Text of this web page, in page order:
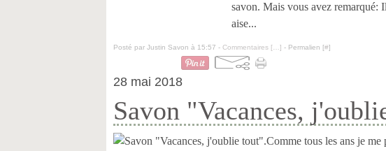
savon. Mais vous avez remarqué:
aise...
Posté par Justin Savon à 15:57 - Commentaires [ ] - Permalien [#]
28 mai 2018
Savon "Vacances,
Comme tous les ans je